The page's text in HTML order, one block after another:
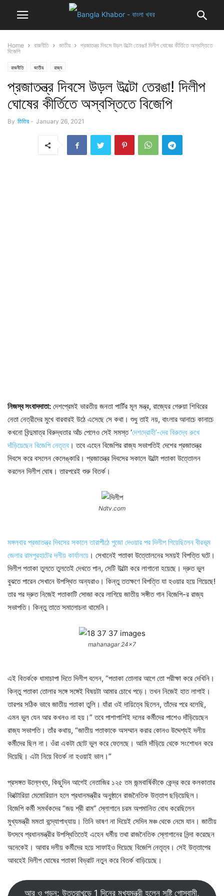
Home রাজনীতি জাতীয়
প্রজাতন্ত্র দিবসে উড়ল উল্টো তেরঙা! দিলীপ ঘোষের কীর্তিতে অস্বস্তিতে
বিজেপি
রাজনীতি জাতীয় রাজ্য
প্রজাতন্ত্র দিবসে উড়ল উল্টো তেরঙা! দিলীপ
ঘোষের কীর্তিতে অস্বস্তিতে বিজেপি
By তিতির - January 26, 2021
নিজস্ব সংবাদদাতা: দেশপ্রেমই ভারতীয় জনতা পার্টির মূল মন্ত্র, রাজ্যের গেরুয়া শিবিরের
নেতা নেত্রীদের মুখে বারবারই উঠে এসেছে সে কথা। শুধু তাই নয়, বাংলার আনাচে কানাচে
কখনো বিন্দুমাত্র বিরুদ্ধতার আঁচ পেলেও সেই সমস্ত ‘দেশদ্রোহী’-দের বিরুদ্ধে রুখে
দাঁড়িয়েছেন বিজেপি নেতৃত্ব । তবে এহেন বিজেপির রাজ্য সভাপতিই দেশের প্রজাতন্ত্র
দিবসে করে বসলেন কেলেঙ্কারি। প্রজাতন্ত্র দিবসের সকালে উল্টো পতাকা উত্তোলন
করলেন দিলীপ ঘোষ। তারপরেই শুরু বিতর্ক।
Ndtv.com
মঙ্গলবার প্রজাতন্ত্র দিবসের সকালে তারাপীঠে পুজো দেওয়ার পর দিলীপ গিয়েছিলেন বীরভূম
জেলার রামপুরহাটের দলীয় কার্যালয়ে । সেখানেই পতাকা উত্তোলনের সময়ই বিপত্তি ঘটে।
দিলীপ পতাকা তুলতে তুলতেই দেখতে পান, সেটি উল্টো করে লাগানো হয়েছে। দ্রুত ভুল
বুঝতে পারেন সেখানে উপস্থিত অন্যরাও। কিন্তু ততক্ষণে বিপত্তি যা হওয়ার হয়ে গিয়েছে!
তার পর দ্রুত নিজেই পতাকাটি সোজা করে লাগিয়ে জাতীয় সঙ্গীত গান বিজেপি-র রাজ্য
সভাপতি। কিন্তু তাতে সমালোচনা থামেনি।
mahanagar 24×7
এই বিতর্ককে ধামাচাপা দিতে দিলীপ বলেন, “পতাকা তোলার আগে তো পরীক্ষা করে দেখিনি।
কিন্তু পতাকা তোলার সঙ্গে সঙ্গেই বিষয়টা আমার চোখে পড়ে। তখন নিজেই হাত লাগাই।
তারপর সঠিক ভাবে জাতীয় পতাকা তুলি। যাঁরা ওই দায়িত্বে ছিলেন, তাঁদের পরে বলেছি,
এমন ভুল যেন আর কখনও না হয়।” তবে পাশাপাশিই দলের কর্মীদের পাশেও দাঁড়িয়েছেন
রাজ্য সভাপতি। তাঁর কথায়, “জাতীয় পতাকাকে অসম্মান করার কোনও উদ্দেশ্যই দলীয়
কর্মীদের ছিল না। ওঁরা একটা ছোট ভুল করে ফেলেছে। আমি দাঁড়িয়ে থেকে সংশোধন করে
দিয়েছি। এটা নিয়ে বিতর্ক না হওয়াই ভাল।”
প্রসঙ্গত উল্লেখ্য, কিছুদিন আগেই নেতাজির ১২৫ তম জন্মবার্ষিকীকে কেন্দ্র করে কলকাতার
ভিক্টোরিয়া মেমোরিয়াল হলে প্রধানমন্ত্রীর অনুষ্ঠানে রাজনৈতিক উত্তাপ ছড়িয়েছিল।
বিজেপি কর্মী সমর্থকদের “জয় শ্রী রাম” স্লোগানে চরম অপমানিত বোধ করেছিলেন
মুখ্যমন্ত্রী মমতা বন্দ্যোপাধ্যায়। তিনি ভাষণ না দিয়েই সেদিন মঞ্চ থেকে নেমে যান। জাতীয়
উৎসবে প্রধানমন্ত্রীর উপস্থিতিতেই এহেন ধর্মীয় তথা রাজনৈতিক স্লোগানের নিন্দা করেছেন
অনেকেই। আবার দলীয় কর্মীদের হয়ে সাফাইও দিয়েছে বিজেপি নেতৃত্ব। সেই উত্তাপের
আবহেই দিলীপ ঘোষের পতাকা বিভ্রাট নতুন করে বিতর্ক বাড়িয়েছে।
আর ও পড়ুন: উত্তরাখন্ডে 1 দিনের মুখ্যমন্ত্রী হলেন সৃষ্টি গোস্বামী,